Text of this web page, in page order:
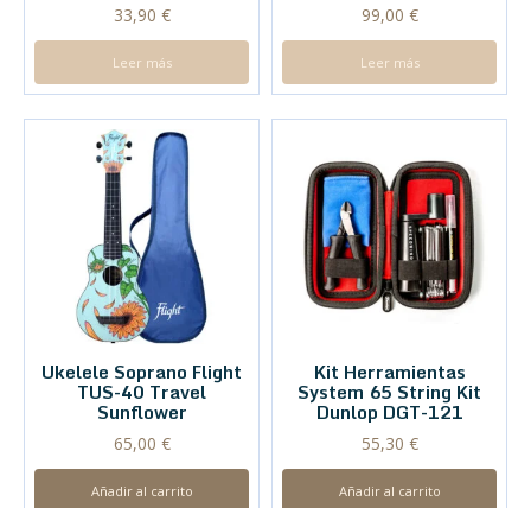
33,90 €
Leer más
99,00 €
Leer más
Ukelele Soprano Flight
TUS-40 Travel
Sunflower
65,00 €
Añadir al carrito
Kit Herramientas
System 65 String Kit
Dunlop DGT-121
55,30 €
Añadir al carrito